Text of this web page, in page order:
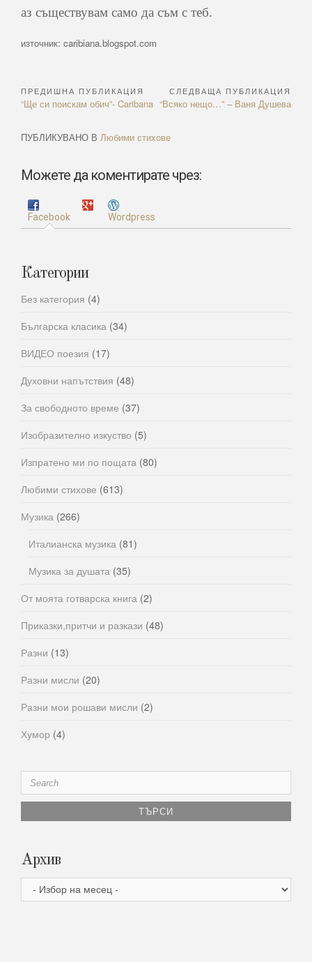
аз съществувам само да съм с теб.
източник: caribiana.blogspot.com
Навигация
ПРЕДИШНА ПУБЛИКАЦИЯ
Previous
“Ще си поискам обич”- Caribana
СЛЕДВАЩА ПУБЛИКАЦИЯ
Next
“Всяко нещо…” – Ваня Душева
ПУБЛИКУВАНО В Любими стихове
Можете да коментирате чрез:
Facebook Wordpress
Категории
Без категория (4)
Българска класика (34)
ВИДЕО поезия (17)
Духовни напътствия (48)
За свободното време (37)
Изобразително изкуство (5)
Изпратено ми по пощата (80)
Любими стихове (613)
Музика (266)
Италианска музика (81)
Музика за душата (35)
От моята готварска книга (2)
Приказки,притчи и разкази (48)
Разни (13)
Разни мисли (20)
Разни мои рошави мисли (2)
Хумор (4)
Search
for:
Архив
Архив